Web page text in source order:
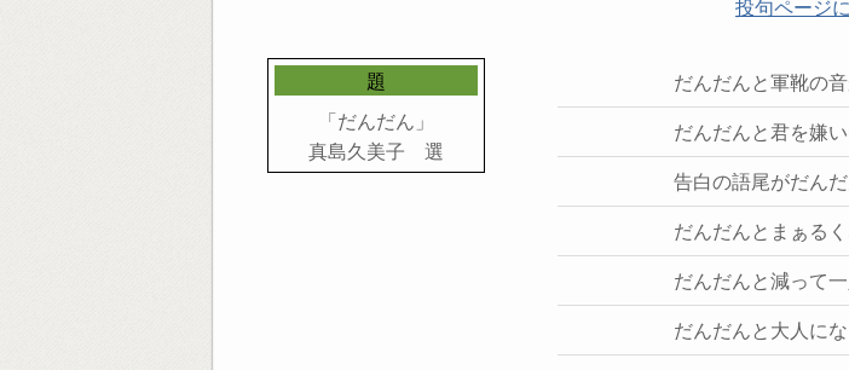
投句ページ
題
「だんだん」
真島久美子 選
だんだんと軍靴の
だんだんと君を嫌
告白の語尾がだん
だんだんとまぁる
だんだんと減って
だんだんと大人に